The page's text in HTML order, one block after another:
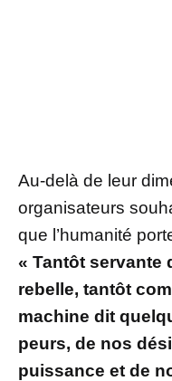
Au-delà de leur
organisateurs
que l’humanité
« Tantôt servante
rebelle, tantôt
machine dit
peurs, de nos
puissance et de